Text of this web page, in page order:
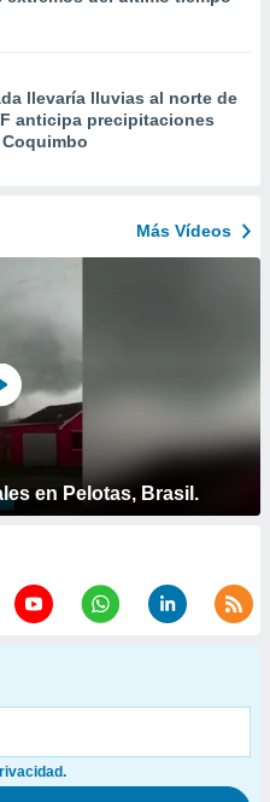
llevaría lluvias al norte de
anticipa precipitaciones
Más Vídeos
en Pelotas, Brasil.